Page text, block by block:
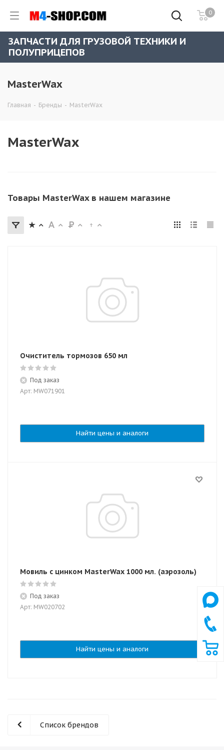
0
ЗАПЧАСТИ ДЛЯ ГРУЗОВОЙ ТЕХНИКИ И
ПОЛУПРИЦЕПОВ
MasterWax
Главная - Бренды - MasterWax
MasterWax
Товары MasterWax в нашем магазине
Очиститель тормозов 650 мл
Под заказ
Арт: MW071901
Найти цены и аналоги
Мовиль с цинком MasterWax 1000 мл. (аэрозоль)
Под заказ
Арт: MW020702
Найти цены и аналоги
Список брендов